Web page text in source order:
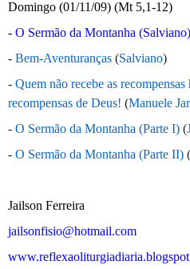
Domingo (01/11/09) (Mt 5,1-12)
- O Sermão da Montanha (Salviano)
- Bem-Aventuranças (Salviano)
- Quem não recebe as recompensas
recompensas de Deus! (Manuele
- O Sermão da Montanha (Parte I) (
- O Sermão da Montanha (Parte II) (
Jailson Ferreira
jailsonfisio@hotmail.com